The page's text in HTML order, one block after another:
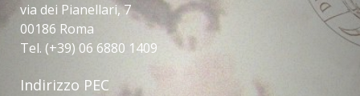
via dei Pianellari, 7
00186 Roma
Tel. (+39) 06 6880 1409
Indirizzo PEC